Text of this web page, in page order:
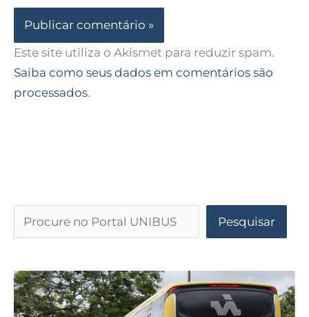
Este site utiliza o Akismet para reduzir spam.
Saiba como seus dados em comentários são
processados.
Pesquisar